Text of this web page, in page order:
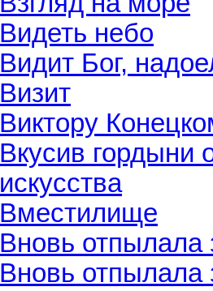
Видеть небо
Видит Бог,
Визит
Виктору
Вкусив гордыни
искусства
Вместилище
Вновь отпылала
Вновь отпылала